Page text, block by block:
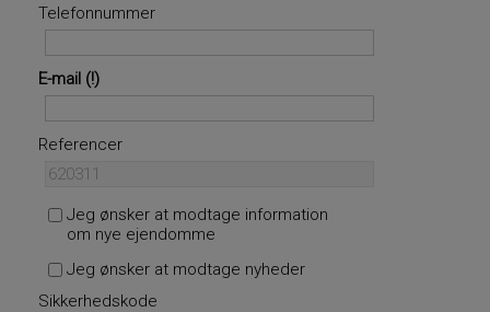
Telefonnummer
E-mail
Referencer
Jeg ønsker at modtage information
om nye ejendomme
Jeg ønsker at modtage nyheder
Sikkerhedskode